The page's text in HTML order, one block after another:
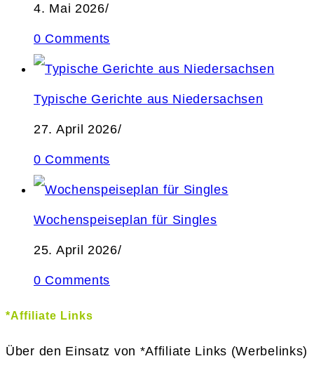
4. Mai 2026/
0 Comments
Typische Gerichte aus Niedersachsen
27. April 2026/
0 Comments
Wochenspeiseplan für Singles
25. April 2026/
0 Comments
*Affiliate Links
Über den Einsatz von *Affiliate Links (Werbelinks)